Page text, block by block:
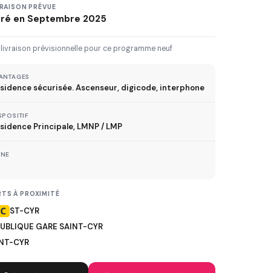
3 km 5 km
Immédiate 2027 2028 2029
TVA à 5,5%
PRÉVUE
en Septembre 2025
prévisionnelle pour ce programme neuf
sécurisée. Ascenseur, digicode, interphone
Principale, LMNP / LMP
À PROXIMITÉ
ST-CYR
GARE SAINT-CYR
CYR